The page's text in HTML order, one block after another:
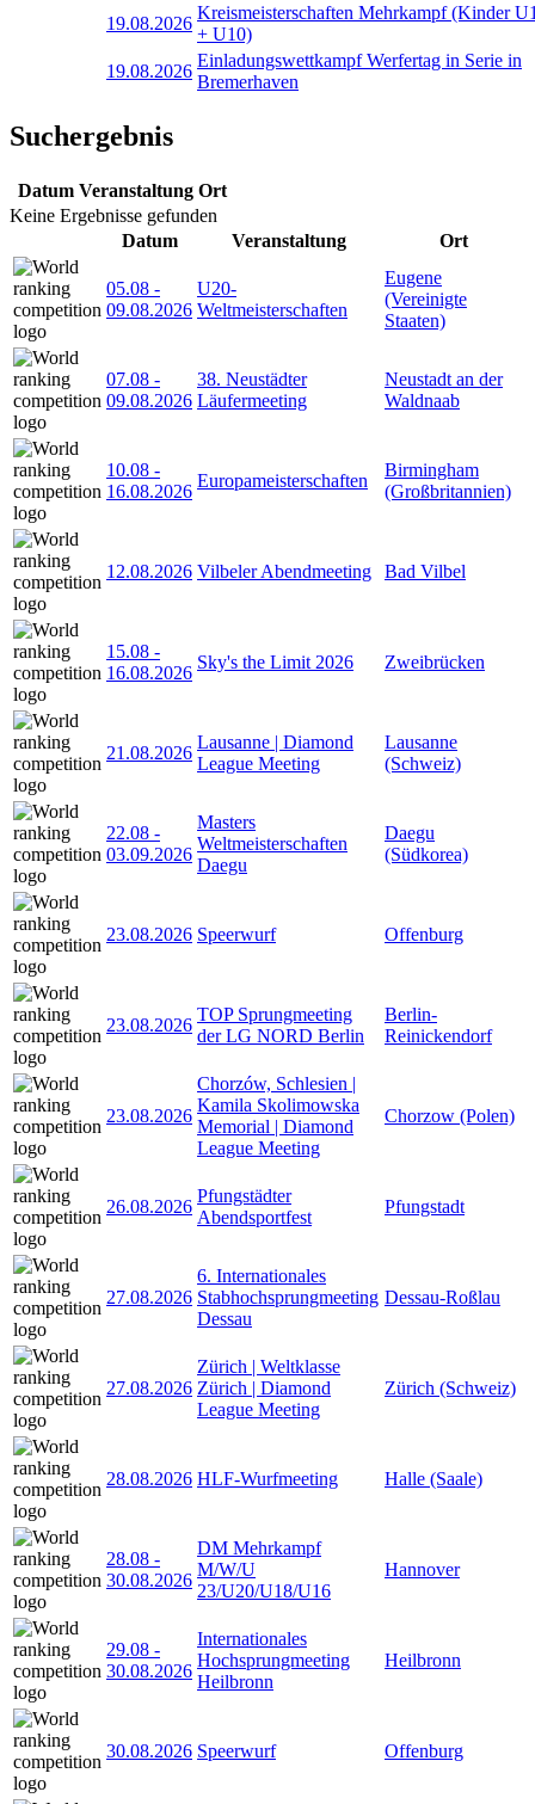
19.08.2026
Kreismeisterschaften Mehrkampf (Kinder
+ U10)
19.08.2026
Einladungswettkampf Werfertag in Serie in
Bremerhaven
Suchergebnis
Datum Veranstaltung Ort
Keine Ergebnisse gefunden
Datum
Veranstaltung Ort
05.08 -
09.08.2026
U20-
Weltmeisterschaften
Eugene
(Vereinigte
Staaten)
07.08 -
09.08.2026
38. Neustädter
Läufermeeting
Neustadt an der
Waldnaab
10.08 -
16.08.2026
Europameisterschaften
Birmingham
(Großbritannien)
12.08.2026 Vilbeler Abendmeeting Bad Vilbel
15.08 -
16.08.2026
Sky's the Limit 2026 Zweibrücken
21.08.2026
Lausanne | Diamond
League Meeting
Lausanne
(Schweiz)
22.08 -
03.09.2026
Masters
Weltmeisterschaften
Daegu
Daegu
(Südkorea)
23.08.2026 Speerwurf Offenburg
23.08.2026
TOP Sprungmeeting
der LG NORD Berlin
Berlin-
Reinickendorf
23.08.2026
Chorzów, Schlesien |
Kamila Skolimowska
Memorial | Diamond
League Meeting
Chorzow (Polen)
26.08.2026
Pfungstädter
Abendsportfest
Pfungstadt
27.08.2026
6. Internationales
Stabhochsprungmeeting
Dessau
Dessau-Roßlau
27.08.2026
Zürich | Weltklasse
Zürich | Diamond
League Meeting
Zürich (Schweiz)
28.08.2026 HLF-Wurfmeeting Halle (Saale)
28.08 -
30.08.2026
DM Mehrkampf
M/W/U
23/U20/U18/U16
Hannover
29.08 -
30.08.2026
Internationales
Hochsprungmeeting
Heilbronn
Heilbronn
30.08.2026 Speerwurf Offenburg